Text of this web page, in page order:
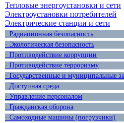
Тепловые энергоустановки и сети
Электроустановки потребителей
Электрические станции и сети
· Радиационная безопасность
· Экологическая безопасность
· Противодействие коррупции
· Противодействие терроризму
· Государственные и муниципальные
· Доступная среда
· Управление персоналом
· Гражданская оборона
· Самоходные машины (погрузчики)